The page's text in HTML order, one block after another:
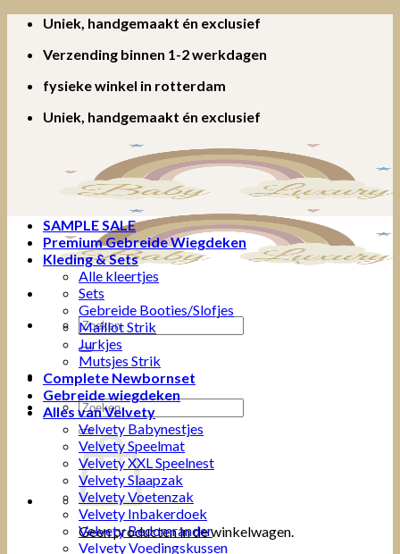
inhoud
Uniek, handgemaakt én exclusief
Verzending binnen 1-2 werkdagen
fysieke winkel in rotterdam
Uniek, handgemaakt én exclusief
Zoeken
naar:
Zoeken
naar:
Geen producten in de winkelwagen.
SAMPLE SALE
Premium Gebreide Wiegdeken
Kleding & Sets
Alle kleertjes
Sets
Gebreide Booties/Slofjes
Maillot Strik
Jurkjes
Mutsjes Strik
Complete Newbornset
Gebreide wiegdeken
Alles van Velvety
Velvety Babynestjes
Velvety Speelmat
Velvety XXL Speelnest
Velvety Slaapzak
Velvety Voetenzak
Velvety Inbakerdoek
Velvety Bedomrander
VeIvety Voedingskussen